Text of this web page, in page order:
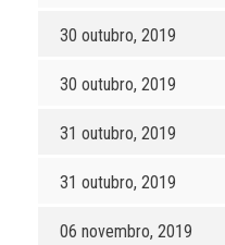
30 outubro, 2019
30 outubro, 2019
31 outubro, 2019
31 outubro, 2019
06 novembro, 2019